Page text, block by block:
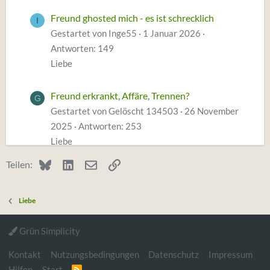
I Freund ghosted mich - es ist schrecklich
Gestartet von Inge55
1 Januar 2026
Antworten: 149
Liebe
G Freund erkrankt, Affäre, Trennen?
Gestartet von Gelöscht 134503
26 November
2025
Antworten: 253
Liebe
Freund möchte Ex Frau treffen.
Teilen: BlueskyLinkedInE-MailLink
Liebe
Grün Simplicity
Kontakt Nutzungsbedingungen Datenschutz
Impressum